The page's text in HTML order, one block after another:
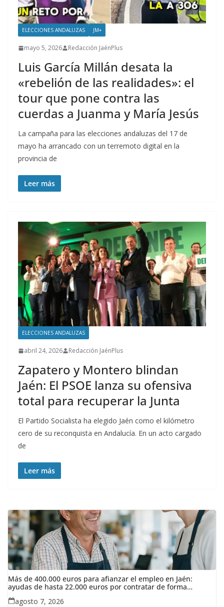
ELECCIONES ANDALUZAS JM+
mayo 5, 2026 Redacción JaénPlus
Luis García Millán desata la
«rebelión de las realidades»: el
tour que pone contra las
cuerdas a Juanma y María Jesús
La campaña para las elecciones andaluzas del 17 de
mayo ha arrancado con un terremoto digital en la
provincia de
Leer más
ELECCIONES ANDALUZAS
abril 24, 2026 Redacción JaénPlus
Zapatero y Montero blindan
Jaén: El PSOE lanza su ofensiva
total para recuperar la Junta
El Partido Socialista ha elegido Jaén como el kilómetro
cero de su reconquista en Andalucía. En un acto cargado
de
Leer más
Más de 400.000 euros para afianzar el empleo en Jaén:
ayudas de hasta 22.000 euros por contratar de forma
indefinida
agosto 7, 2026